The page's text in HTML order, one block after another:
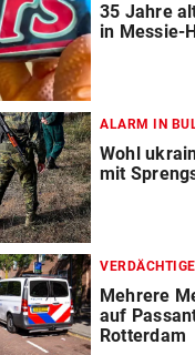
35 Jahre
in Messie-
ALARM IN
Wohl
mit
Mehrere
auf
Rotterdam